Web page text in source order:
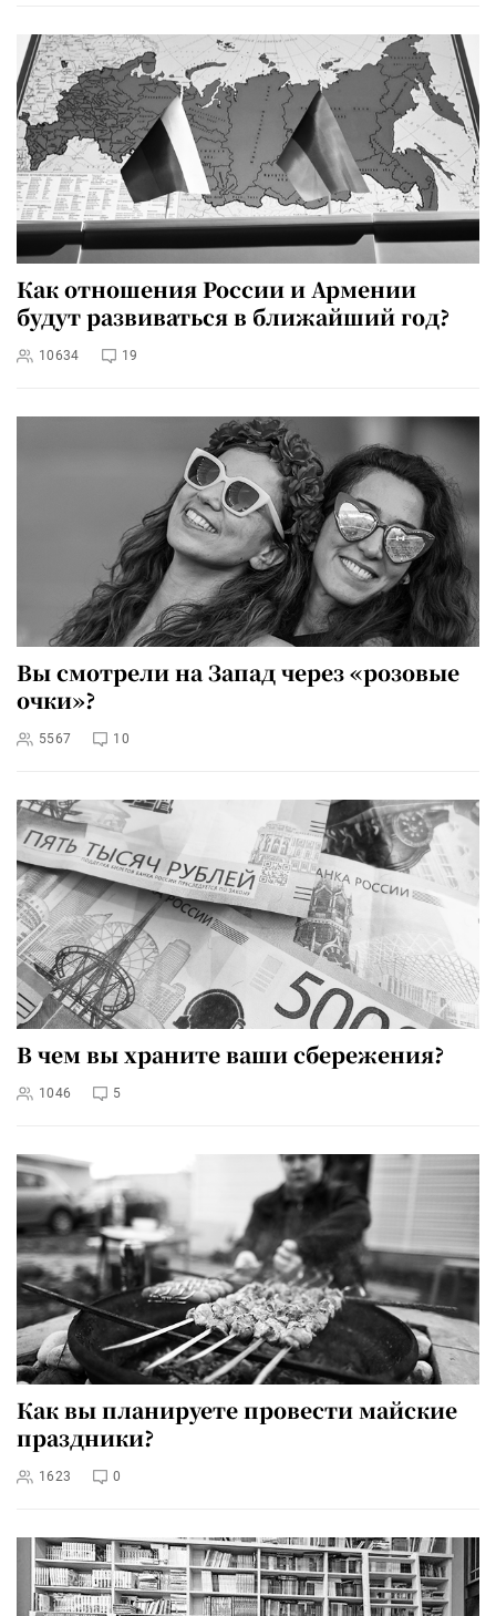
Как отношения России и Армении
будут развиваться в ближайший год?
10634 19
Вы смотрели на Запад через «розовые
очки»?
5567 10
В чем вы храните ваши сбережения?
1046 5
Как вы планируете провести майские
праздники?
1623 0